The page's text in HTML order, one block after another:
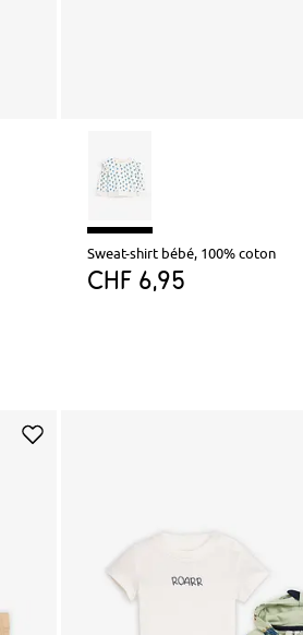
Sweat-shirt bébé, 100% coton
CHF 6,95